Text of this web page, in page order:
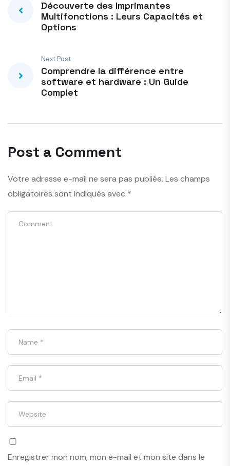
Découverte des Imprimantes
Multifonctions : Leurs Capacités et
Options
Next Post
Comprendre la différence entre
software et hardware : Un Guide
Complet
Post a Comment
Votre adresse e-mail ne sera pas publiée. Les champs
obligatoires sont indiqués avec *
Enregistrer mon nom, mon e-mail et mon site dans le